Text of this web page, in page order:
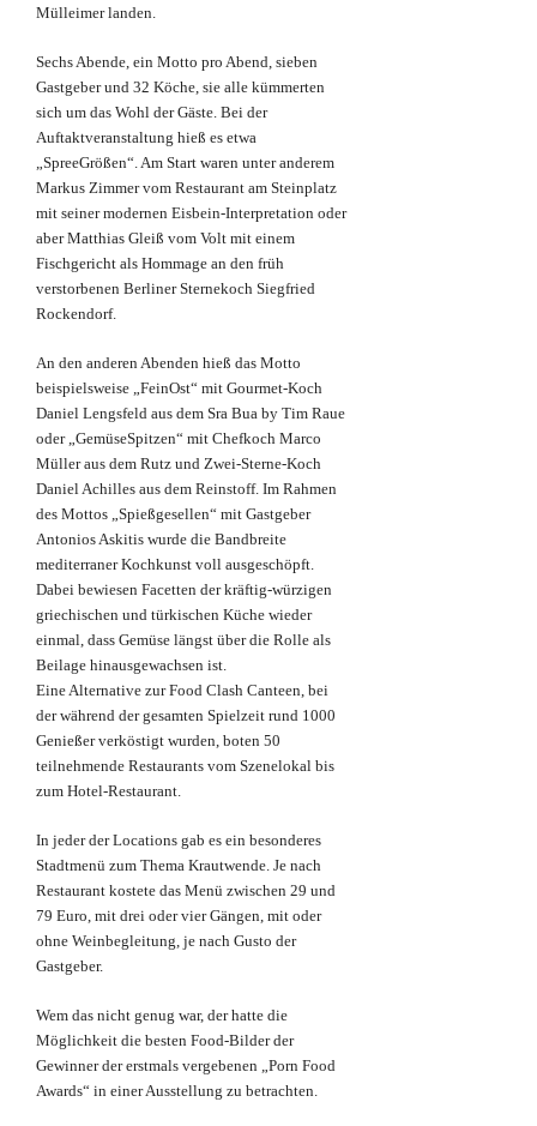
Mülleimer landen.
Sechs Abende, ein Motto pro Abend, sieben
Gastgeber und 32 Köche, sie alle kümmerten
sich um das Wohl der Gäste. Bei der
Auftaktveranstaltung hieß es etwa
„SpreeGrößen“. Am Start waren unter anderem
Markus Zimmer vom Restaurant am Steinplatz
mit seiner modernen Eisbein-Interpretation oder
aber Matthias Gleiß vom Volt mit einem
Fischgericht als Hommage an den früh
verstorbenen Berliner Sternekoch Siegfried
Rockendorf.
An den anderen Abenden hieß das Motto
beispielsweise „FeinOst“ mit Gourmet-Koch
Daniel Lengsfeld aus dem Sra Bua by Tim Raue
oder „GemüseSpitzen“ mit Chefkoch Marco
Müller aus dem Rutz und Zwei-Sterne-Koch
Daniel Achilles aus dem Reinstoff. Im Rahmen
des Mottos „Spießgesellen“ mit Gastgeber
Antonios Askitis wurde die Bandbreite
mediterraner Kochkunst voll ausgeschöpft.
Dabei bewiesen Facetten der kräftig-würzigen
griechischen und türkischen Küche wieder
einmal, dass Gemüse längst über die Rolle als
Beilage hinausgewachsen ist.
Eine Alternative zur Food Clash Canteen, bei
der während der gesamten Spielzeit rund 1000
Genießer verköstigt wurden, boten 50
teilnehmende Restaurants vom Szenelokal bis
zum Hotel-Restaurant.
In jeder der Locations gab es ein besonderes
Stadtmenü zum Thema Krautwende. Je nach
Restaurant kostete das Menü zwischen 29 und
79 Euro, mit drei oder vier Gängen, mit oder
ohne Weinbegleitung, je nach Gusto der
Gastgeber.
Wem das nicht genug war, der hatte die
Möglichkeit die besten Food-Bilder der
Gewinner der erstmals vergebenen „Porn Food
Awards“ in einer Ausstellung zu betrachten.